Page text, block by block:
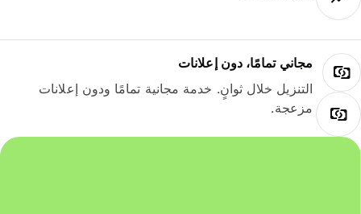
مجاني تمامًا، دون إعلانات
التنزيل خلال ثوانٍ. خدمة مجانية تمامًا ودون إعلانات
مزعجة.